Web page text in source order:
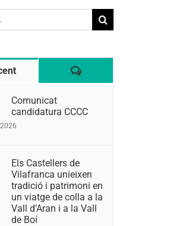
Comentaris
Comunicat
candidatura CCCC
Els Castellers de
Vilafranca unieixen
tradició i patrimoni en
un viatge de colla a la
Vall d’Aran i a la Vall
de Boí